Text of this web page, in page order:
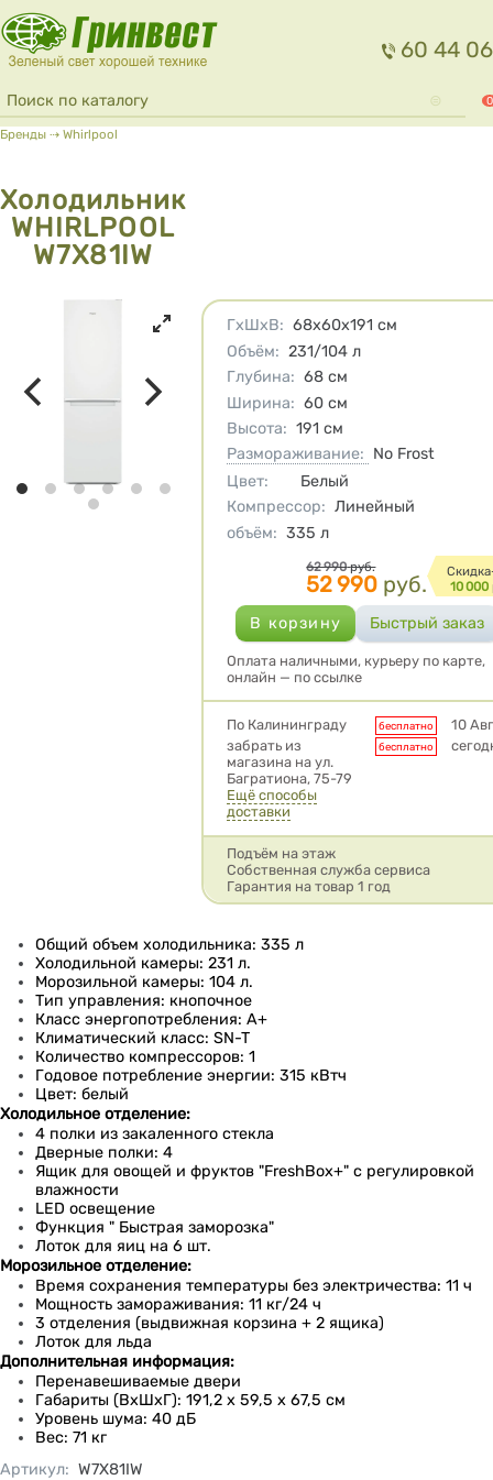
Перейти к основному содержанию
60 44 06
Форма поиска
Поиск 0
Вы здесь
Бренды ⇢ Whirlpool
Холодильник
WHIRLPOOL
W7X81IW
Характеристики
ГхШхВ: 68х60х191 см
Объём: 231/104 л
Глубина: 68 см
Ширина: 60 см
Высота: 191 см
Размораживание: No Frost
Цвет:
Белый
Компрессор: Линейный
объём: 335 л
Цена
62 990 руб.
52 990 руб.
10 000
Оплата наличными, курьеру по карте,
онлайн — по ссылке
Условия доставки
По Калининграду бесплатно
10
забрать из
магазина на ул.
Багратиона, 75-79
бесплатно
Ещё способы
доставки
Подъём на этаж
Собственная служба сервиса
Гарантия на товар 1 год
Общий объем холодильника: 335 л
Холодильной камеры: 231 л.
Морозильной камеры: 104 л.
Тип управления: кнопочное
Класс энергопотребления: A+
Климатический класс: SN-T
Количество компрессоров: 1
Годовое потребление энергии: 315 кВтч
Цвет: белый
Холодильное отделение:
4 полки из закаленного стекла
Дверные полки: 4
Ящик для овощей и фруктов "FreshBox+" с регулировкой
влажности
LED освещение
Функция " Быстрая заморозка"
Лоток для яиц на 6 шт.
Морозильное отделение:
Время сохранения температуры без электричества: 11 ч
Мощность замораживания: 11 кг/24 ч
3 отделения (выдвижная корзина + 2 ящика)
Лоток для льда
Дополнительная информация:
Перенавешиваемые двери
Габариты (ВхШхГ): 191,2 х 59,5 х 67,5 см
Уровень шума: 40 дБ
Вес: 71 кг
Артикул: W7X81IW